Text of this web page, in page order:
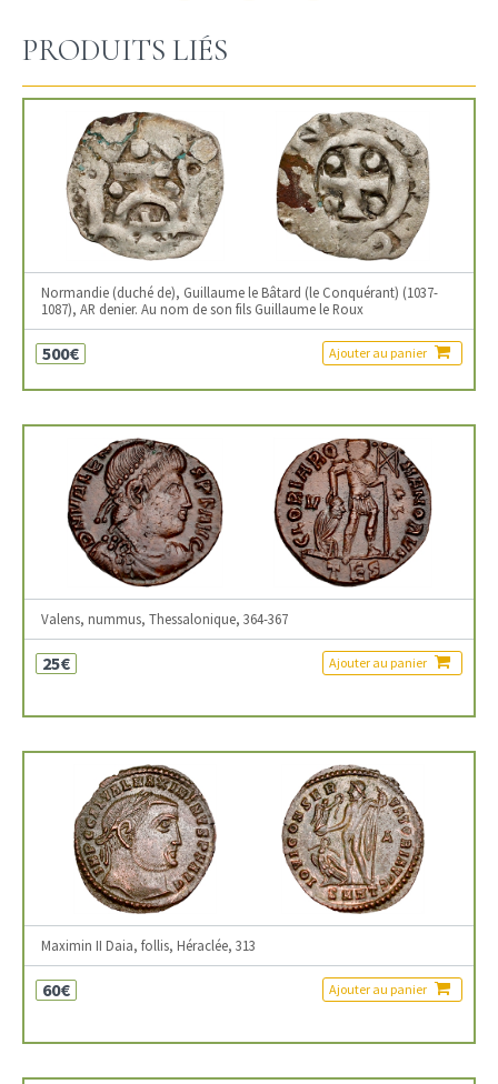
PRODUITS LIÉS
Normandie (duché de), Guillaume le Bâtard (le Conquérant) (1037-
1087), AR denier. Au nom de son fils Guillaume le Roux
500€ Ajouter au panier
Valens, nummus, Thessalonique, 364-367
25€ Ajouter au panier
Maximin II Daia, follis, Héraclée, 313
60€ Ajouter au panier